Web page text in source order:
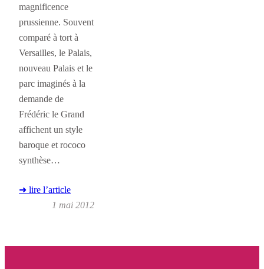
magnificence
prussienne. Souvent
comparé à tort à
Versailles, le Palais,
nouveau Palais et le
parc imaginés à la
demande de
Frédéric le Grand
affichent un style
baroque et rococo
synthèse…
➜ lire l’article
1 mai 2012